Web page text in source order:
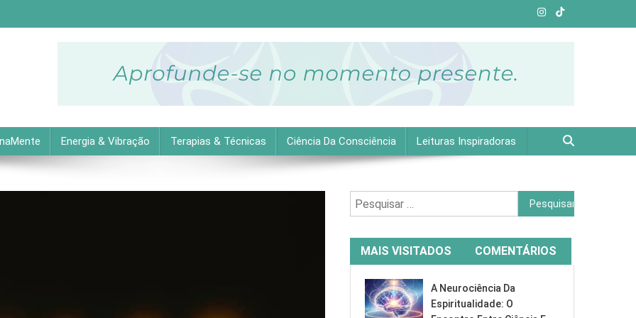
as melhores dicas práticas para uma vida equilibrada e plena.
Energia & Vibração Terapias & Técnicas Ciência Da Consciência Leituras Inspiradoras
Pesquisar
por:
MAIS VISITADOS COMENTÁRIOS
A Neurociência Da
Espiritualidade: O